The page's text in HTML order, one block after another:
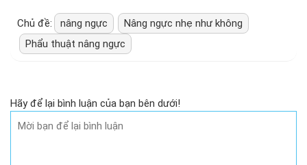
Bác sĩ tư vấn Bác sĩ tư vấn
Xem thêm
Phẩu thuật nâng ngực